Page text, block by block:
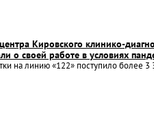
Кировского клинико-
о своей работе в условиях
на линию «122» поступило более 3